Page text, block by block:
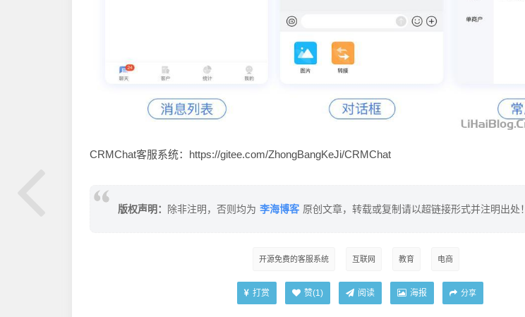
CRMChat客服系统：https://gitee.com/ZhongBangKeJi/CRMChat
版权声明： 除非注明，否则均为 李海博客 原创文章，转载或复制请以超链接形式并注明出处！
开源免费的客服系统 互联网 教育 电商
打赏 赞(1) 阅读 海报 分享